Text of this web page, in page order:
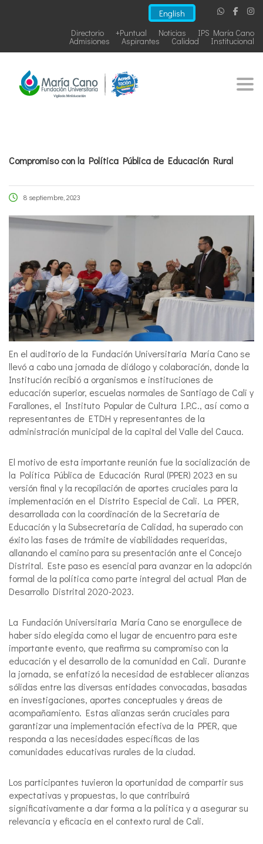
English
IPS María Cano
Noticias
+Puntual
Directorio
Institucional
Calidad
Aspirantes
Admisiones
Compromiso con la Política Pública de Educación Rural
8 septiembre, 2023
En el auditorio de la Fundación Universitaria María Cano se
llevó a cabo una jornada de diálogo y colaboración, donde la
Institución recibió a organismos e instituciones de
educación superior, escuelas normales de Santiago de Cali y
Farallones, el Instituto Popular de Cultura I.P.C., así como a
representantes de ETDH y representantes de la
administración municipal de la capital del Valle del Cauca.
El motivo de esta importante reunión fue la socialización de
la Política Pública de Educación Rural (PPER) 2023 en su
versión final y la recopilación de aportes cruciales para la
implementación en el Distrito Especial de Cali. La PPER,
desarrollada con la coordinación de la Secretaría de
Educación y la Subsecretaría de Calidad, ha superado con
éxito las fases de trámite de viabilidades requeridas,
allanando el camino para su presentación ante el Concejo
Distrital. Este paso es esencial para avanzar en la adopción
formal de la política como parte integral del actual Plan de
Desarrollo Distrital 2020-2023.
La Fundación Universitaria María Cano se enorgullece de
haber sido elegida como el lugar de encuentro para este
importante evento, que reafirma su compromiso con la
educación y el desarrollo de la comunidad en Cali. Durante
la jornada, se enfatizó la necesidad de establecer alianzas
sólidas entre las diversas entidades convocadas, basadas
en investigaciones, aportes conceptuales y áreas de
acompañamiento. Estas alianzas serán cruciales para
garantizar una implementación efectiva de la PPER, que
responda a las necesidades específicas de las
comunidades educativas rurales de la ciudad.
Los participantes tuvieron la oportunidad de compartir sus
expectativas y propuestas, lo que contribuirá
significativamente a dar forma a la política y a asegurar su
relevancia y eficacia en el contexto rural de Cali.